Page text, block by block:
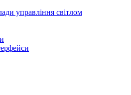
управління світлом